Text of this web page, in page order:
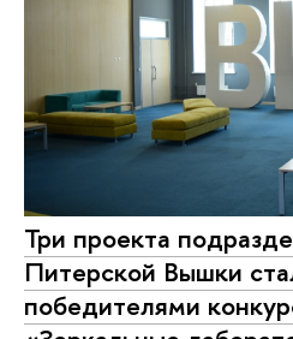
Три проекта
Питерской Вышки
победителями